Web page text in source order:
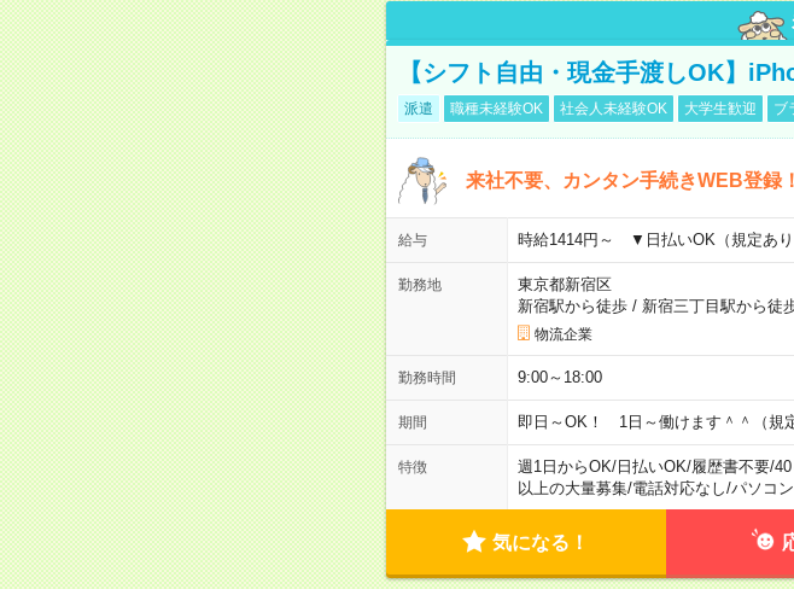
【シフト自由・現金手渡しOK】
派遣 職種未経験OK 社会人未経験OK 大学生歓迎 ブ
来社不要、カンタン手続きWEB登録
給与 時給1414円～ ▼日払いOK（規定あ
勤務地
東京都新宿区
新宿駅から徒歩/ 新宿三丁目駅から徒
物流企業
勤務時間 9:00～18:00
期間 即日～OK！ 1日～働けます＾＾（規定
特徴 週1日からOK/日払いOK/履歴書不要/
以上の大量募集/電話対応なし/パソコ
気になる！